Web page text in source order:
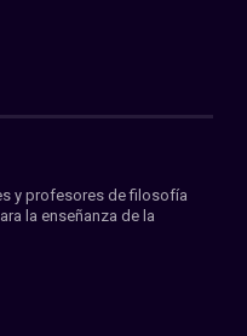
y profesores de filosofía
la enseñanza de la